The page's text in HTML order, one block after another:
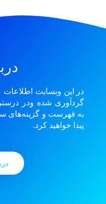
در این وبسایت اطلاعات
گردآوری شده ودر
به فهرست و گزینه‌های
پیدا خواهید کرد.